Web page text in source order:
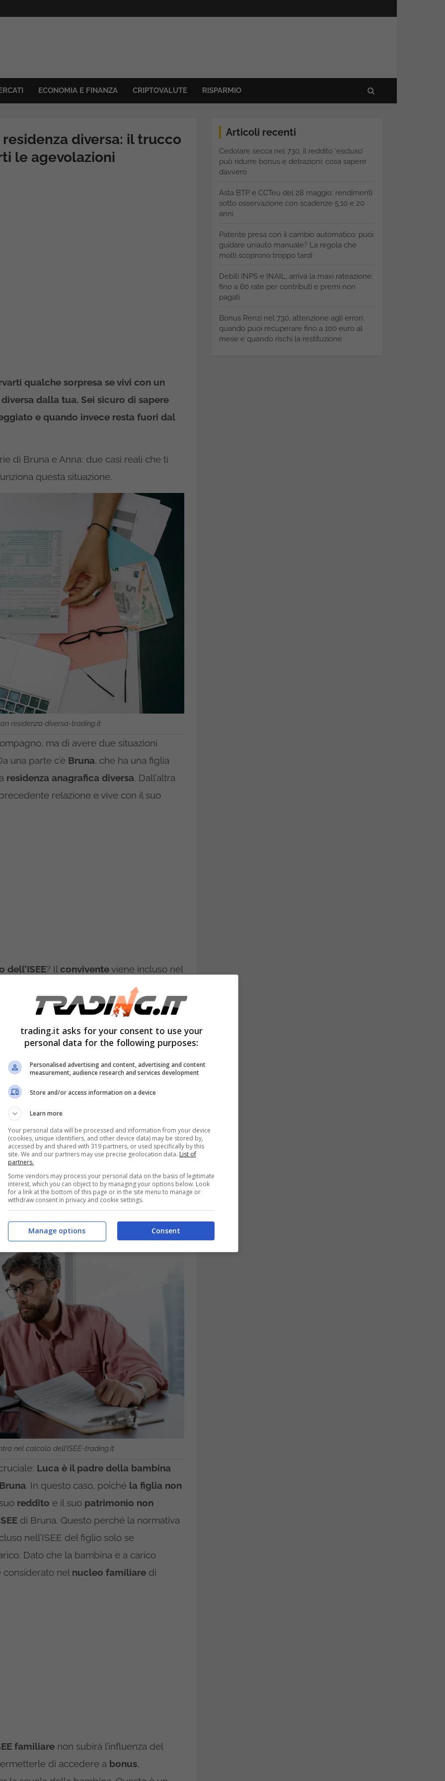
ECONOMIA E FINANZA CRIPTOVALUTE RISPARMIO
diversa: il trucco
le agevolazioni
qualche sorpresa se vivi con un
dalla tua. Sei sicuro di sapere
e quando invece resta fuori dal
di Bruna e Anna: due casi reali che ti
questa situazione.
residenza diversa-trading.it
ma di avere due situazioni
una parte c’è Bruna, che ha una figlia
residenza anagrafica diversa. Dall’altra
relazione e vive con il suo
dell’ISEE? Ilconviventeviene incluso nel
non è così scontata e dipende da
è solo uno degli elementi da
dirette sulleagevolazionie i
Vediamo insieme come funziona nei
entra nel calcolo
compagno, Luca. Anche se convivono
suaresidenza anagrafica
è semplice: “Ilreddito di Luca
nel calcolo dell’ISEE-trading.it
Luca è il padre della bambina
. In questo caso, poiché la figlia non
reddito e il suo patrimonio non
di Bruna. Questo perché la normativa
nell’ISEE del figlio solo se
Dato che la bambina è a carico
considerato nel nucleo familiare di
familiare non subirà l’influenza del
di accedere a bonus,
Articoli recenti
Cedolare secca nel 730, il reddito ‘escluso’
può ridurre bonus e detrazioni: cosa sapere
davvero
Asta BTP e CCTeu del 28 maggio: rendimenti
sotto osservazione con scadenze 5,10 e 20
anni
Patente presa con il cambio automatico: puoi
guidare un’auto manuale? La regola che
molti scoprono troppo tardi
Debiti INPS e INAIL, arriva la maxi rateazione:
fino a 60 rate per contributi e premi non
pagati
Bonus Renzi nel 730, attenzione agli errori:
quando puoi recuperare fino a 100 euro al
mese e quando rischi la restituzione
trading.it asks for your consent to use your
personal data for the following purposes:
Personalised advertising and content, advertising and content
measurement, audience research and services development
Store and/or access information on a device
Learn more
Your personal data will be processed and information from your device
(cookies, unique identifiers, and other device data) may be stored by,
accessed by and shared with 319 partners, or used specifically by this
site. We and our partners may use precise geolocation data. List of
partners.
Some vendors may process your personal data on the basis of legitimate
interest, which you can object to by managing your options below. Look
for a link at the bottom of this page or in the site menu to manage or
withdraw consent in privacy and cookie settings.
Consent
Manage options